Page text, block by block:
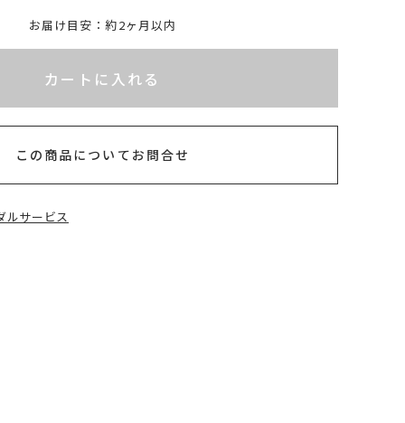
お届け目安：約2ヶ月以内
カートに入れる
この商品についてお問合せ
ルサービス